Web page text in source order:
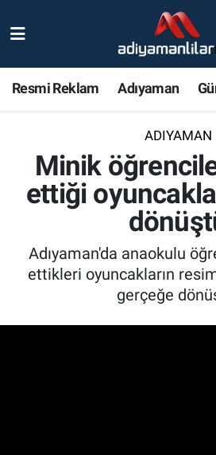
Resmi Reklam Adıyaman
ADIYAMAN
Minik
ettiği
Adıyaman'da anaokulu
ettikleri oyuncakların
gerçeğe
Magazin
Bölge Haberleri
Gündem
Nöbetçi Eczaneler
Adiyaman Namaz Vakitleri
Trafik Durumu
Süper Lig Puan Durumu ve
Tüm Manşetler
Son Dakika Haberleri